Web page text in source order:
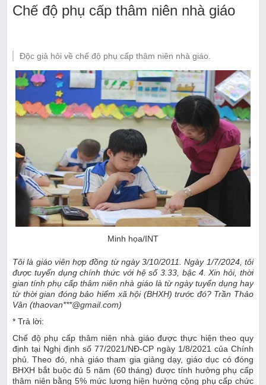
Chế độ phụ cấp thâm niên nhà giáo
Độc giả hỏi về chế độ phụ cấp thâm niên nhà giáo.
Minh họa/INT
Tôi là giáo viên hợp đồng từ ngày 3/10/2011. Ngày 1/7/2024, tôi
được tuyển dụng chính thức với hệ số 3.33, bậc 4. Xin hỏi, thời
gian tính phụ cấp thâm niên nhà giáo là từ ngày tuyển dụng hay
từ thời gian đóng bảo hiểm xã hội (BHXH) trước đó? Trần Thảo
Vân (thaovan***@gmail.com)
* Trả lời:
Chế độ phụ cấp thâm niên nhà giáo được thực hiện theo quy
định tại Nghị định số 77/2021/NĐ-CP ngày 1/8/2021 của Chính
phủ. Theo đó, nhà giáo tham gia giảng dạy, giáo dục có đóng
BHXH bắt buộc đủ 5 năm (60 tháng) được tính hưởng phụ cấp
thâm niên bằng 5% mức lương hiện hưởng cộng phụ cấp chức